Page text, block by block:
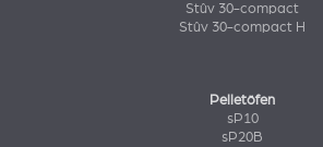
Stûv 30-compact
Stûv 30-compact H
Pelletöfen
sP10
sP20B